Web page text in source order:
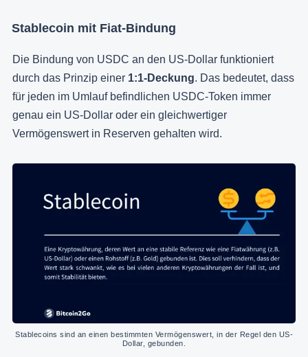
Stablecoin mit Fiat-Bindung
Die Bindung von USDC an den US-Dollar funktioniert
durch das Prinzip einer 1:1-Deckung. Das bedeutet, dass
für jeden im Umlauf befindlichen USDC-Token immer
genau ein US-Dollar oder ein gleichwertiger
Vermögenswert in Reserven gehalten wird.
Stablecoins sind an einen bestimmten Vermögenswert, in der Regel den US-
Dollar, gebunden.